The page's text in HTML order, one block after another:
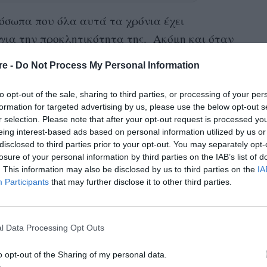
- Do Not Process My Personal Information
opt-out of the sale, sharing to third parties, or processing of your
for targeted advertising by us, please use the below opt-out
selection. Please note that after your opt-out request is processed
interest-based ads based on personal information utilized by us
to third parties prior to your opt-out. You may separately
of your personal information by third parties on the IAB’s list of
This information may also be disclosed by us to third parties on the
Participants that may further disclose it to other third parties.
Data Processing Opt Outs
opt-out of the Sharing of my personal data.
που όλα αυτά τα χρόνια έχει
για την προκλητικότητα της. Ακόμη και όταν
4 παιδιά της από το Μαλάουι,
και τότε, προσπάθησε να μη δώσει
σε δικαστική διαμάχη με τον πρώην
γιο τους, Roccο, ο οποίος δεν ήθελε να
πατέρα του. Τελικά η δικαστική διαμάχη
διατηρεί σήμερα τις καλύτερες σχέσεις
και μαζί με τα 6 της παιδιά απολαμβάνουν
Μάλιστα, συχνά ανεβάζει στον προσωπικό της
από την οικογενειακή καθημερινότητά
βρίσκεται σύσσωμη στο Μαλάουι για να